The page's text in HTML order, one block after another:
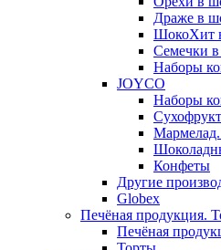
Драже в
ШокоХит
Семечки
Наборы
JOYCO
Наборы
Конфеты
Другие
Globex
Печёная продукция.
Печёная